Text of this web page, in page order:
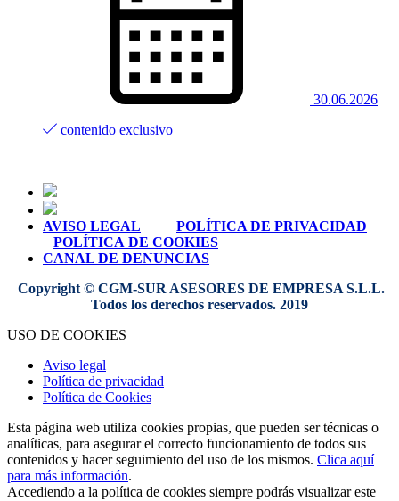
30.06.2026
contenido exclusivo
AVISO LEGAL
POLÍTICA DE PRIVACIDAD
POLÍTICA DE COOKIES
CANAL DE DENUNCIAS
Copyright © CGM-SUR ASESORES DE EMPRESA S.L.L.
Todos los derechos reservados. 2019
USO DE COOKIES
Aviso legal
Política de privacidad
Política de Cookies
Esta página web utiliza cookies propias, que pueden ser técnicas o
analíticas, para asegurar el correcto funcionamiento de todos sus
contenidos y hacer seguimiento del uso de los mismos. Clica aquí
para más información.
Accediendo a la política de cookies siempre podrás visualizar este